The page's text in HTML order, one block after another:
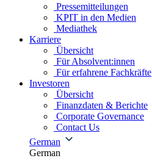
Pressemitteilungen
KPIT in den Medien
Mediathek
Karriere
Übersicht
Für Absolvent:innen
Für erfahrene Fachkräfte
Investoren
Übersicht
Finanzdaten & Berichte
Corporate Governance
Contact Us
German
German